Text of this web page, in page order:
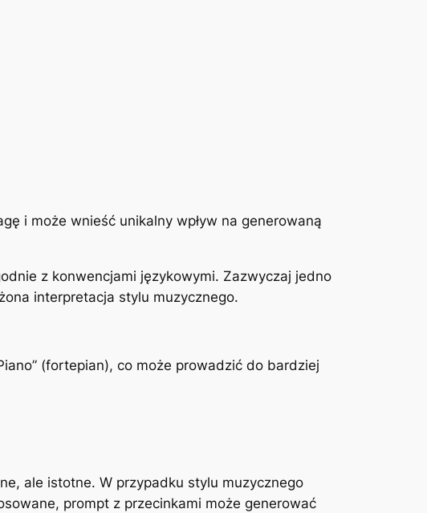
i może wnieść unikalny wpływ na generowaną
z konwencjami językowymi. Zazwyczaj jedno
interpretacja stylu muzycznego.
(fortepian), co może prowadzić do bardziej
ale istotne. W przypadku stylu muzycznego
prompt z przecinkami może generować